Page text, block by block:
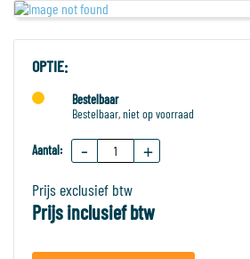
OPTIE:
Bestelbaar
Bestelbaar, niet op voorraad
Aantal: - +
Prijs exclusief btw
Prijs inclusief btw